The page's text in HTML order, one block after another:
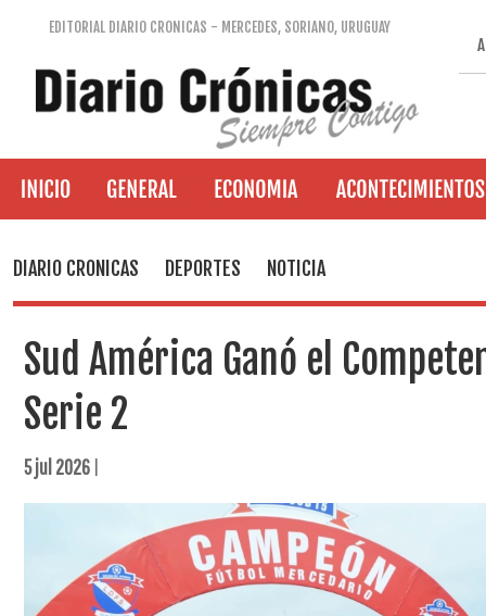
EDITORIAL DIARIO CRONICAS - MERCEDES, SORIANO, URUGUAY
DIARIO CRONICAS DEPORTES NOTICIA
Sud América Ganó el
Serie 2
5 jul 2026 |